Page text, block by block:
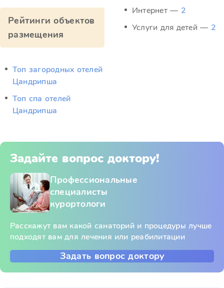
Рейтинги объектов
размещения
Топ загородных отелей
Цандрипша
Топ спа отелей
Цандрипша
Интернет — 2
Услуги для детей — 2
Задайте вопрос доктору!
Профессиональные
специалисты
курортологи
Расскажут вам какой санаторий и процедуры лучше
подходят вам для лечения или реабилитации
Задать вопрос доктору